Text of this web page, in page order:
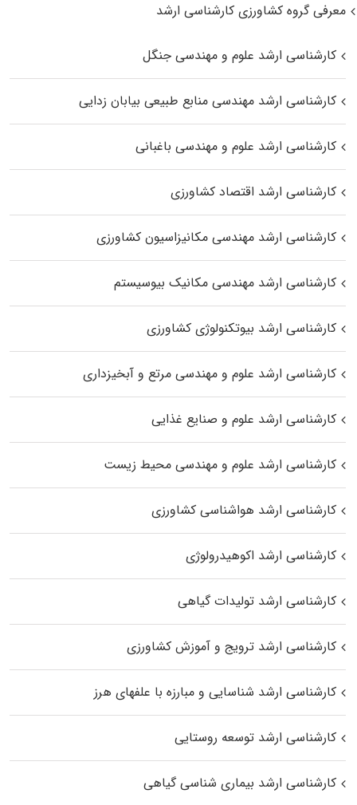
معرفی گروه کشاورزی کارشناسی ارشد
کارشناسی ارشد علوم و مهندسی جنگل
کارشناسی ارشد مهندسی منابع طبیعی بیابان زدایی
کارشناسی ارشد علوم و مهندسی باغبانی
کارشناسی ارشد اقتصاد کشاورزی
کارشناسی ارشد مهندسی مکانیزاسیون کشاورزی
کارشناسی ارشد مهندسی مکانیک بیوسیستم
کارشناسی ارشد بیوتکنولوژی کشاورزی
کارشناسی ارشد علوم و مهندسی مرتع و آبخیزداری
کارشناسی ارشد علوم و صنایع غذایی
کارشناسی ارشد علوم و مهندسی محیط زیست
کارشناسی ارشد هواشناسی کشاورزی
کارشناسی ارشد اکوهیدرولوژی
کارشناسی ارشد تولیدات گیاهی
کارشناسی ارشد ترویج و آموزش کشاورزی
کارشناسی ارشد شناسایی و مبارزه با علفهای هرز
کارشناسی ارشد توسعه روستایی
کارشناسی ارشد بیماری‌ شناسی گیاهی